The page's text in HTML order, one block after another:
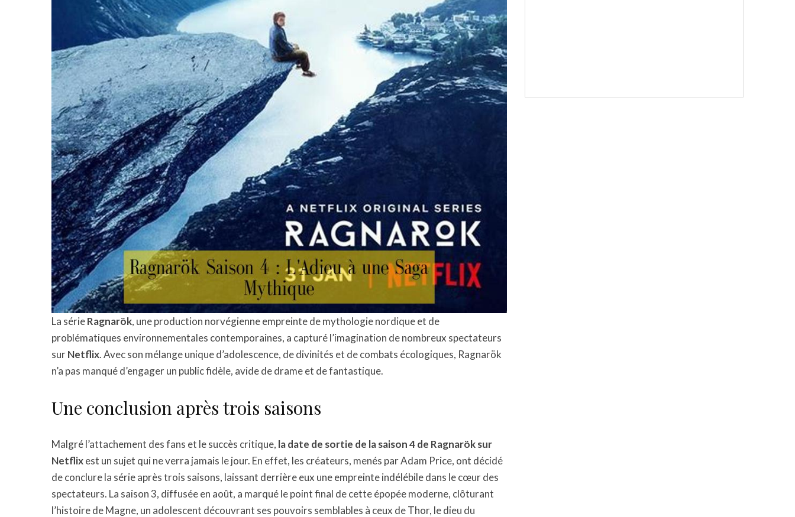
La sérieRagnarök, une production norvégienne empreinte de mythologie nordique et de
problématiques environnementales contemporaines, a capturé l’imagination de nombreux spectateurs
surNetflix. Avec son mélange unique d’adolescence, de divinités et de combats écologiques, Ragnarök
n’a pas manqué d’engager un public fidèle, avide de drame et de fantastique.
Une conclusion après trois saisons
Malgré l’attachement des fans et le succès critique, la date de sortie de la saison 4 de Ragnarök sur
Netflixest un sujet qui ne verra jamais le jour. En effet, les créateurs, menés par Adam Price, ont décidé
de conclure la série après trois saisons, laissant derrière eux une empreinte indélébile dans le cœur des
spectateurs. La saison 3, diffusée en août, a marqué le point final de cette épopée moderne, clôturant
l’histoire de Magne, un adolescent découvrant ses pouvoirs semblables à ceux de Thor, le dieu du